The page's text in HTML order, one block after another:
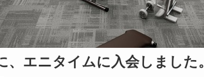
、エニタイムに入会しました。